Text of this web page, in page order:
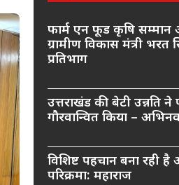
फार्म एन फूड कृषि सम्मान
ग्रामीण विकास मंत्री भरत
प्रतिभाग
उत्तराखंड की बेटी उन्नति ने
गौरवान्वित किया –
विशिष्ट पहचान बना रही
परिक्रमा: महाराज